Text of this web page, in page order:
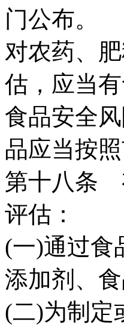
门公布。
对农药、
估，应当
食品安全
品应当按
第十八条
评估：
(一)通过食
添加剂、
(二)为制定